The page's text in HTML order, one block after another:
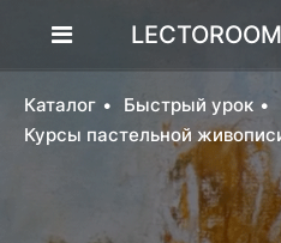
LECTOROOM
Каталог Быстрый урок
Курсы пастельной